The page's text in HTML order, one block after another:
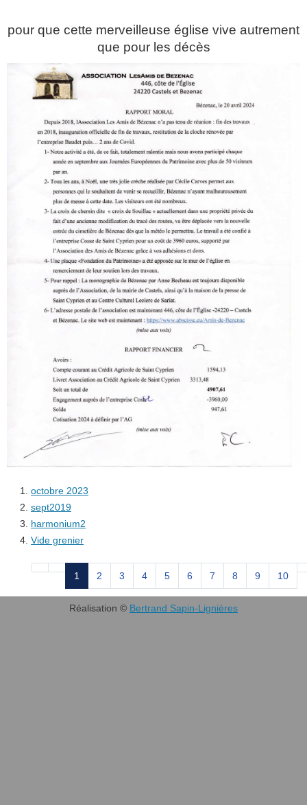
pour que cette merveilleuse église vive autrement
que pour les décès
octobre 2023
sept2019
harmonium2
Vide grenier
1 2 3 4 5 6 7 8 9 10
Réalisation © Bertrand Sapin-Lignières